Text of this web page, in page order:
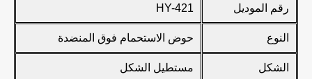
رقم الموديل HY-421
النوع حوض الاستحمام فوق المنضدة
الشكل مستطيل الشكل